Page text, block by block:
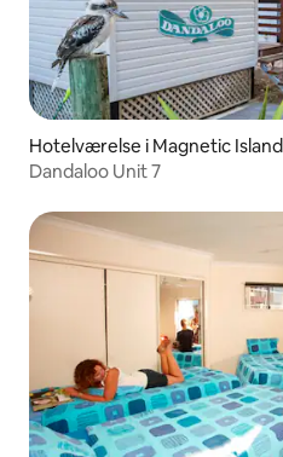
Hotelværelse i Magnetic Island
Dandaloo Unit 7